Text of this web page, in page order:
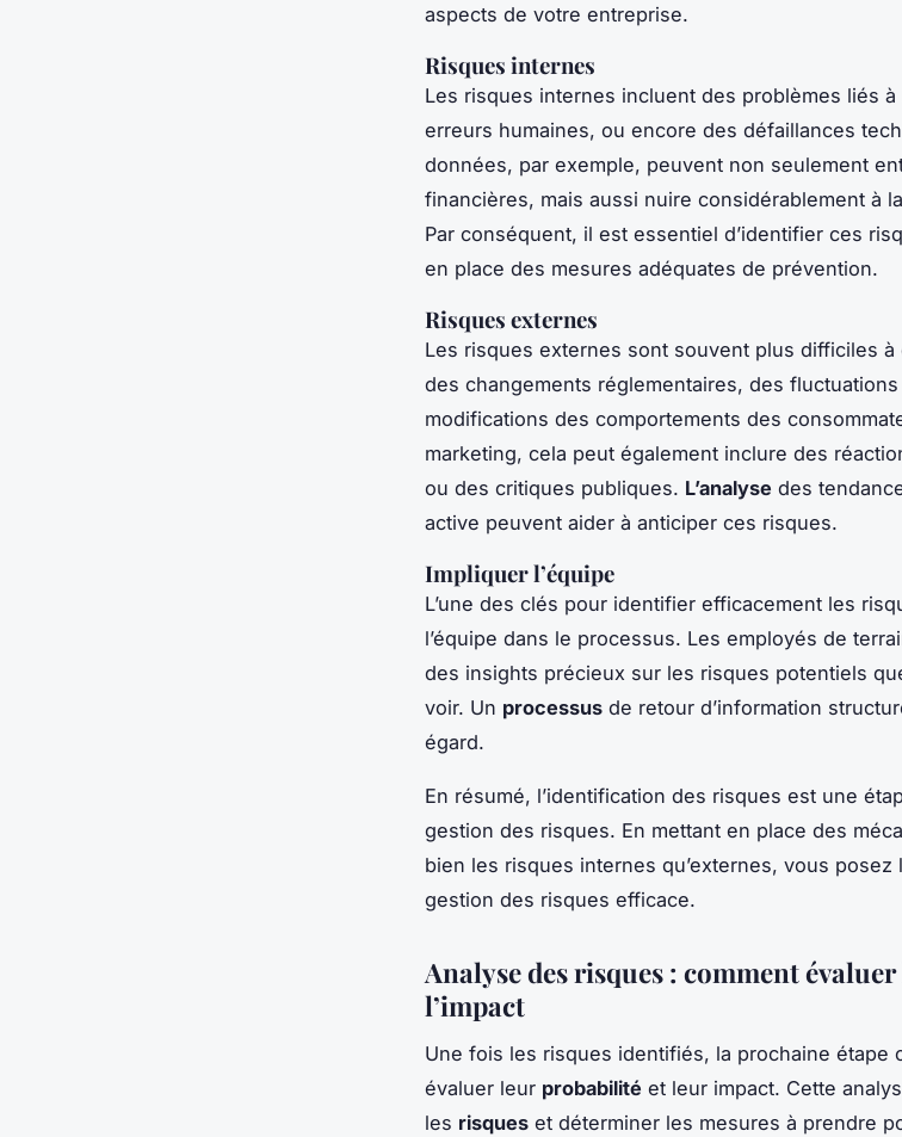
aspects de votre entreprise.
Risques internes
Les risques internes incluent des problèmes liés à
erreurs humaines, ou encore des défaillances
données, par exemple, peuvent non seulement
financières, mais aussi nuire considérablement à la
Par conséquent, il est essentiel d’identifier ces
en place des mesures adéquates de prévention.
Risques externes
Les risques externes sont souvent plus difficiles
des changements réglementaires, des
modifications des comportements des
marketing, cela peut également inclure des
ou des critiques publiques. L’analyse des
active peuvent aider à anticiper ces risques.
Impliquer l’équipe
L’une des clés pour identifier efficacement les
l’équipe dans le processus. Les employés de
des insights précieux sur les risques potentiels
voir. Un processus de retour d’information
égard.
En résumé, l’identification des risques est une
gestion des risques. En mettant en place des
bien les risques internes qu’externes, vous posez
gestion des risques efficace.
Analyse des risques : comment
l’impact
Une fois les risques identifiés, la prochaine étape
évaluer leur probabilité et leur impact. Cette
les risques et déterminer les mesures à prendre